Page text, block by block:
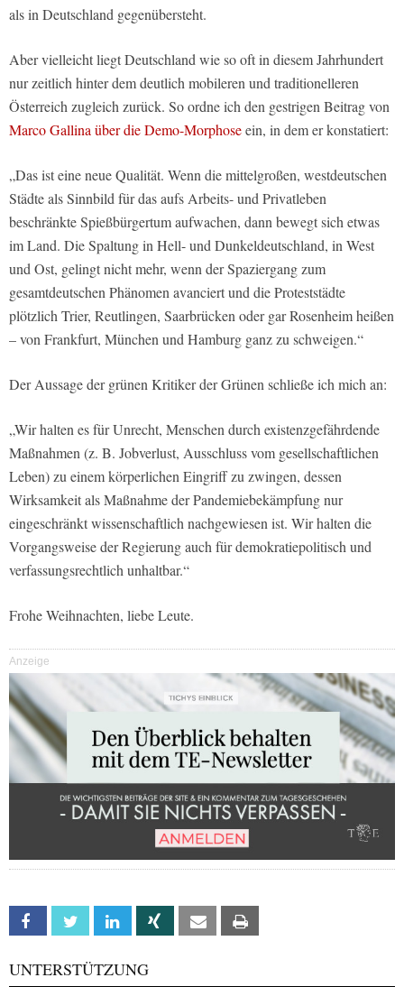
als in Deutschland gegenübersteht.
Aber vielleicht liegt Deutschland wie so oft in diesem Jahrhundert
nur zeitlich hinter dem deutlich mobileren und traditionelleren
Österreich zugleich zurück. So ordne ich den gestrigen Beitrag von
Marco Gallina über die Demo-Morphoseein, in dem er konstatiert:
„Das ist eine neue Qualität. Wenn die mittelgroßen, westdeutschen
Städte als Sinnbild für das aufs Arbeits- und Privatleben
beschränkte Spießbürgertum aufwachen, dann bewegt sich etwas
im Land. Die Spaltung in Hell- und Dunkeldeutschland, in West
und Ost, gelingt nicht mehr, wenn der Spaziergang zum
gesamtdeutschen Phänomen avanciert und die Proteststädte
plötzlich Trier, Reutlingen, Saarbrücken oder gar Rosenheim heißen
– von Frankfurt, München und Hamburg ganz zu schweigen.“
Der Aussage der grünen Kritiker der Grünen schließe ich mich an:
„Wir halten es für Unrecht, Menschen durch existenzgefährdende
Maßnahmen (z. B. Jobverlust, Ausschluss vom gesellschaftlichen
Leben) zu einem körperlichen Eingriff zu zwingen, dessen
Wirksamkeit als Maßnahme der Pandemiebekämpfung nur
eingeschränkt wissenschaftlich nachgewiesen ist. Wir halten die
Vorgangsweise der Regierung auch für demokratiepolitisch und
verfassungsrechtlich unhaltbar.“
Frohe Weihnachten, liebe Leute.
Anzeige
Facebook Twitter Linkedin Xing Email
UNTERSTÜTZUNG